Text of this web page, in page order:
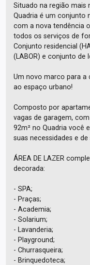
Situado na região mais
Quadria é um conjunto
com a nova tendência
todos os serviços de
Conjunto residencial
(LABOR) e conjunto de
Um novo marco para a
ao espaço urbano!
Composto por
vagas de garagem,
92m² no Quadria você
suas necessidades e
ÁREA DE LAZER
decorada:
- SPA;
- Praças;
- Academia;
- Solarium;
- Lavanderia;
- Playground;
- Churrasqueira;
- Brinquedoteca;